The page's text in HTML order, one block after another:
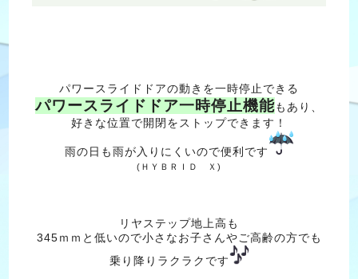
パワースライドドアの動きを一時停止できる
パワースライドドア一時停止機能もあり、
好きな位置で開閉をストップできます！
雨の日も雨が入りにくいので便利です
(ＨＹＢＲＩＤ Ｘ)
リヤステップ地上高も
345ｍｍと低いので小さなお子さんやご高齢の方でも
乗り降りラクラクです